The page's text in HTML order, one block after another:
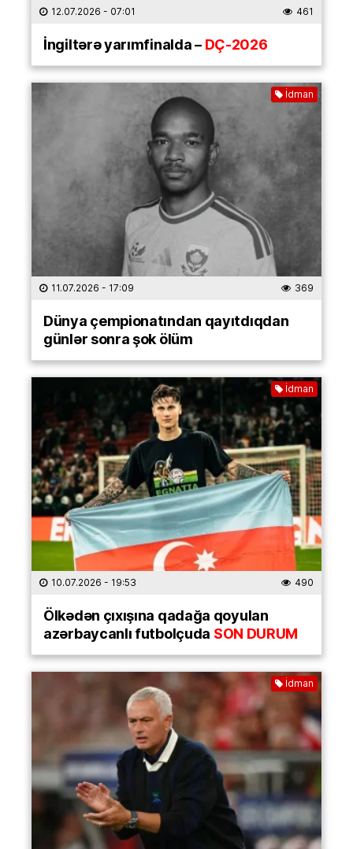
12.07.2026 - 07:01 461
İngiltərə yarımfinalda –DÇ-2026
İdman
11.07.2026 - 17:09 369
Dünya çempionatından qayıtdıqdan
günlər sonra şok ölüm
İdman
10.07.2026 - 19:53 490
Ölkədən çıxışına qadağa qoyulan
azərbaycanlı futbolçuda SON DURUM
İdman